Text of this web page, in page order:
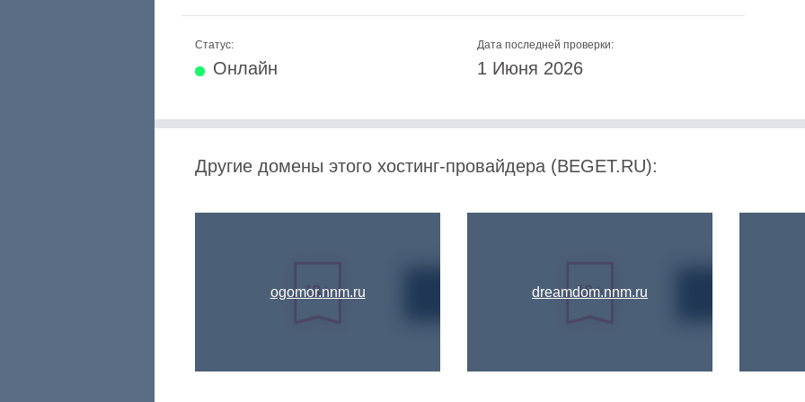
Статус:
Онлайн
Дата последней проверки:
1 Июня 2026
Другие домены этого хостинг-провайдера (BEGET.RU):
ogomor.nnm.ru dreamdom.nnm.ru